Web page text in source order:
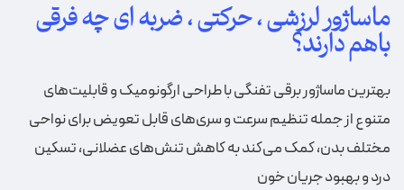
ماساژور لرزشی ، حرکتی ، ضربه ای چه فرقی
باهم دارند؟
بهترین ماساژور برقی تفنگی با طراحی ارگونومیک و قابلیت‌های
متنوع از جمله تنظیم سرعت و سری‌های قابل تعویض برای نواحی
مختلف بدن، کمک می‌کند به کاهش تنش‌های عضلانی، تسکین
درد و بهبود جریان خون